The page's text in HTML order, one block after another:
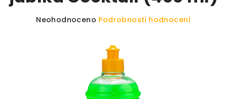
Průměrné hodnocení produktu je 0,0 z 5
Neohodnoceno Podrobnosti hodnocení